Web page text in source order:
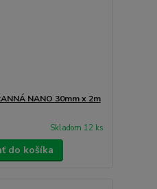
NANO 30mm x 2m
Skladom 12 ks
do košíka